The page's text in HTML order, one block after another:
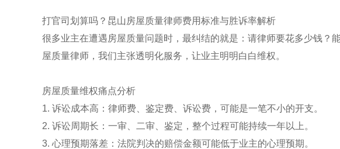
打官司划算吗？昆山房屋质量律师费用标准与胜诉率解析
很多业主在遭遇房屋质量问题时，最纠结的就是：请律师要花多少钱？
屋质量律师，我们主张透明化服务，让业主明明白白维权。
房屋质量维权痛点分析
1. 诉讼成本高：律师费、鉴定费、诉讼费，可能是一笔不小的开支。
2. 诉讼周期长：一审、二审、鉴定，整个过程可能持续一年以上。
3. 心理预期落差：法院判决的赔偿金额可能低于业主的心理预期。